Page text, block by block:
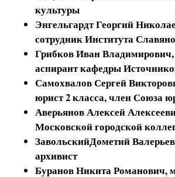
культуры
Энгельгардт Георгий
сотрудник Института
Грибков Иван Владимирович
аспирант кафедры
Самохвалов Сергей
юрист 2 класса, член Союза
Аверьянов Алексей
Московской городской
ЗавольскийДометий
архивист
Буранов Никита Романович,